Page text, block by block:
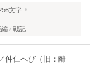
文字
戦記
／仲仁へび（旧：離